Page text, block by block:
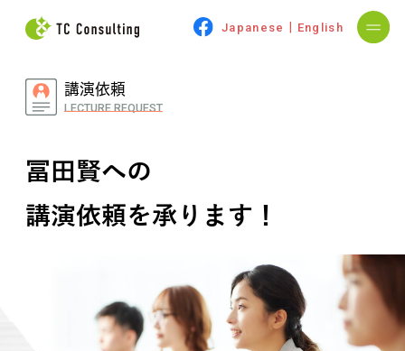
Japanese English
講演依頼
LECTURE REQUEST
冨田賢への
講演依頼を承ります！